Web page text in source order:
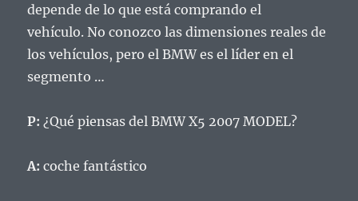
depende de lo que está comprando el
vehículo. No conozco las dimensiones reales de
los vehículos, pero el BMW es el líder en el
segmento …
P: ¿Qué piensas del BMW X5 2007 MODEL?
A: coche fantástico